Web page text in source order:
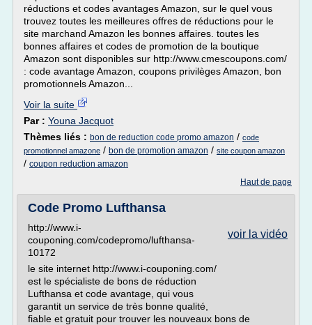
réductions et codes avantages Amazon, sur le quel vous
trouvez toutes les meilleures offres de réductions pour le
site marchand Amazon les bonnes affaires. toutes les
bonnes affaires et codes de promotion de la boutique
Amazon sont disponibles sur http://www.cmescoupons.com/
: code avantage Amazon, coupons privilèges Amazon, bon
promotionnels Amazon...
Voir la suite
Par : Youna Jacquot
Thèmes liés : bon de reduction code promo amazon / code
promotionnel amazone / bon de promotion amazon / site coupon amazon
/ coupon reduction amazon
Haut de page
Code Promo Lufthansa
voir la vidéo
http://www.i-
couponing.com/codepromo/lufthansa-
10172
le site internet http://www.i-couponing.com/
est le spécialiste de bons de réduction
Lufthansa et code avantage, qui vous
garantit un service de très bonne qualité,
fiable et gratuit pour trouver les nouveaux bons de